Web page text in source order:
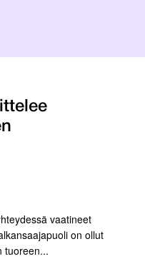
vaatineet
on ollut
tuoreen...